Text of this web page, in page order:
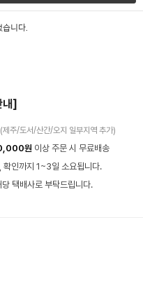
습니다.
내]
(제주/도서/산간/오지 일부지역 추가)
원 이상 주문 시 무료배송
확인까지 1~3일 소요됩니다.
택배사로 부탁드립니다.